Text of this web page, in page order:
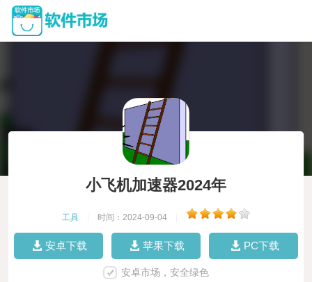
小飞机加速器2024年
工具 时间：2024-09-04
安卓下载 苹果下载 PC下载
安卓市场，安全绿色